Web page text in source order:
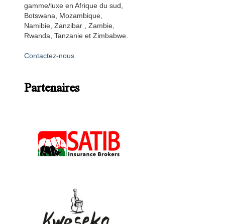
gamme/luxe en Afrique du sud,
Botswana, Mozambique,
Namibie, Zanzibar , Zambie,
Rwanda, Tanzanie et Zimbabwe.
Contactez-nous
Partenaires